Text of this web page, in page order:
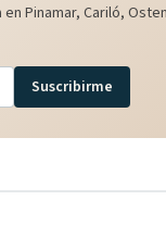
Pinamar, Cariló,
Suscribirme